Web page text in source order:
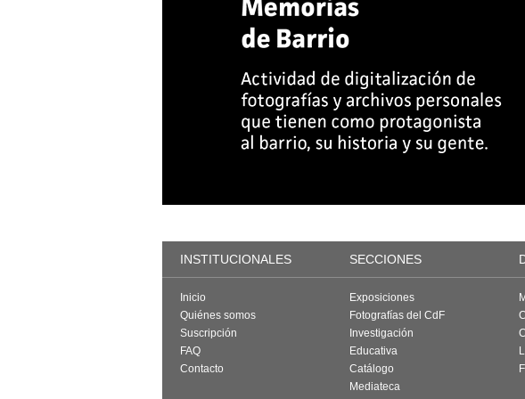
INSTITUCIONALES SECCIONES
Inicio
Quiénes somos
Suscripción
FAQ
Contacto
Exposiciones
Fotografías del CdF
Investigación
Educativa
Catálogo
Mediateca